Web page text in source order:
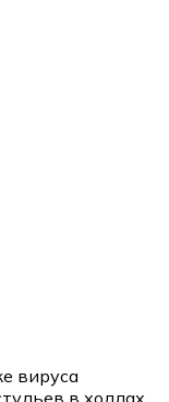
вируса
в холлах